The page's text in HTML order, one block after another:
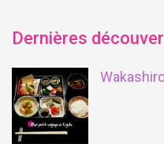
Dernières